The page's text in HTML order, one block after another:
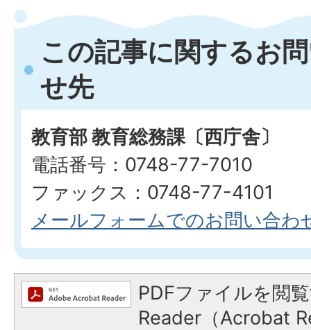
この記事に関するお
せ先
教育部 教育総務課〔西庁舎〕
電話番号：0748-77-7010
ファックス：0748-77-4101
メールフォームでのお問い合わ
PDFファイルを閲
Reader（Acrobat